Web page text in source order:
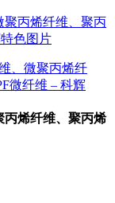
丙烯纤维、聚丙烯